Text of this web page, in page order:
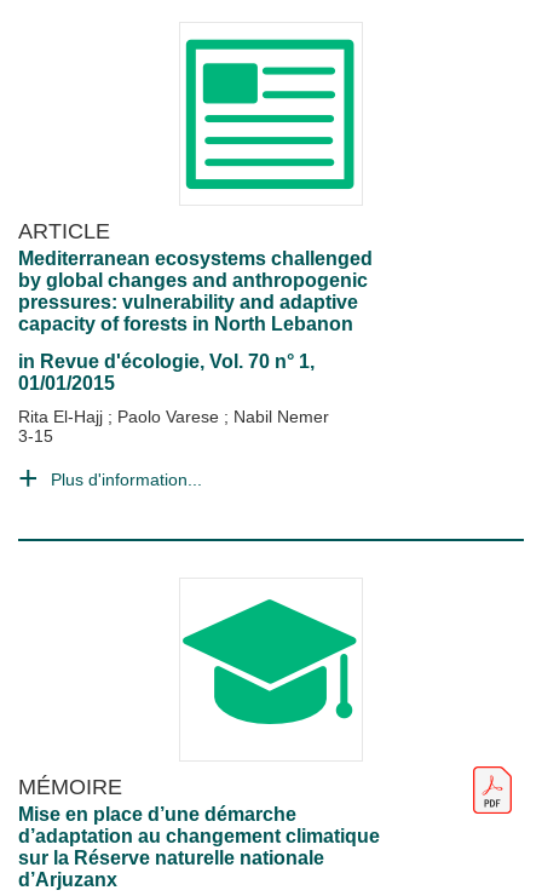
ARTICLE
Mediterranean ecosystems challenged
by global changes and anthropogenic
pressures: vulnerability and adaptive
capacity of forests in North Lebanon
in Revue d'écologie, Vol. 70 n° 1,
01/01/2015
Rita El-Hajj ; Paolo Varese ; Nabil Nemer
3-15
Plus d'information...
MÉMOIRE
Mise en place d’une démarche
d’adaptation au changement climatique
sur la Réserve naturelle nationale
d’Arjuzanx